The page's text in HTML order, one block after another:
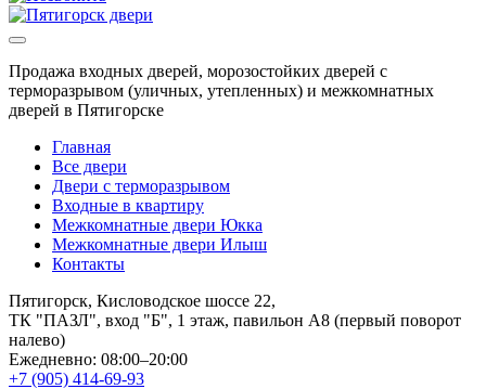
Продажа входных дверей, морозостойких дверей с
терморазрывом (уличных, утепленных) и межкомнатных
дверей в Пятигорске
Главная
Все двери
Двери с терморазрывом
Входные в квартиру
Межкомнатные двери Юкка
Межкомнатные двери Илыш
Контакты
Пятигорск, Кисловодское шоссе 22,
ТК "ПАЗЛ", вход "Б", 1 этаж, павильон А8 (первый поворот
налево)
Ежедневно: 08:00–20:00
+7 (905) 414-69-93